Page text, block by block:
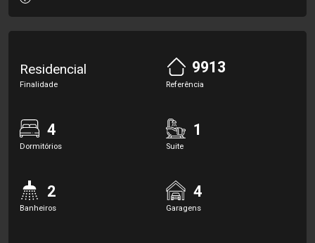
Residencial
Finalidade
9913
Referência
4
Dormitórios
1
Suite
2
Banheiros
4
Garagens